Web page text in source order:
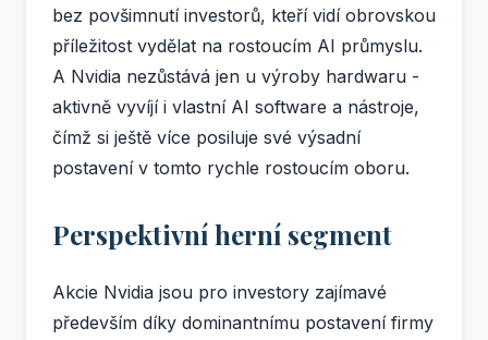
bez povšimnutí investorů, kteří vidí obrovskou
příležitost vydělat na rostoucím AI průmyslu.
A Nvidia nezůstává jen u výroby hardwaru -
aktivně vyvíjí i vlastní AI software a nástroje,
čímž si ještě více posiluje své výsadní
postavení v tomto rychle rostoucím oboru.
Perspektivní herní segment
Akcie Nvidia jsou pro investory zajímavé
především díky dominantnímu postavení firmy